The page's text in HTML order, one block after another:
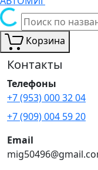
Корзина
Контакты
Телефоны
+7 (953) 000 32 04
+7 (909) 004 59 20
Email